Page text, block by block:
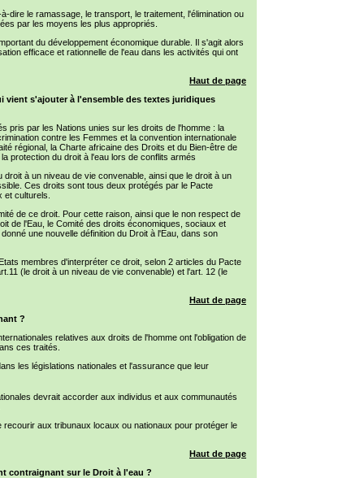
dire le ramassage, le transport, le traitement, l'élimination ou
par les moyens les plus appropriés.
du développement économique durable. Il s'agit alors
efficace et rationnelle de l'eau dans les activités qui ont
Haut de page
vient s'ajouter à l'ensemble des textes juridiques
pris par les Nations unies sur les droits de l'homme : la
contre les Femmes et la convention internationale
régional, la Charte africaine des Droits et du Bien-être de
protection du droit à l'eau lors de conflits armés
droit à un niveau de vie convenable, ainsi que le droit à un
Ces droits sont tous deux protégés par le Pacte
et culturels.
de ce droit. Pour cette raison, ainsi que le non respect de
de l'Eau, le Comité des droits économiques, sociaux et
une nouvelle définition du Droit à l'Eau, dans son
membres d'interpréter ce droit, selon 2 articles du Pacte
(le droit à un niveau de vie convenable) et l'art. 12 (le
Haut de page
?
relatives aux droits de l'homme ont l'obligation de
ces traités.
les législations nationales et l'assurance que leur
devrait accorder aux individus et aux communautés
aux tribunaux locaux ou nationaux pour protéger le
Haut de page
contraignant sur le Droit à l'eau ?